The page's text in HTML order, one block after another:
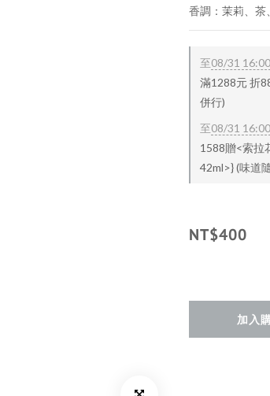
香調：茉莉、茶
至08/31 16:00
滿1288元 折
併行)
至08/31 16:00
1588贈<索拉
42ml>} (味道
NT$400
加入